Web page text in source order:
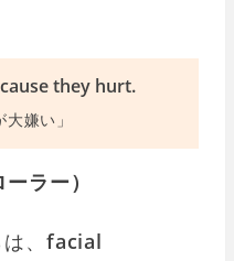
they hurt.
嫌い」
ラー）
、 facial